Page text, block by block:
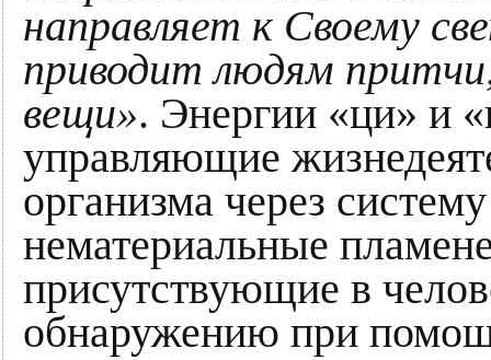
направляет к Своему
приводит людям
вещи». Энергии «ци» и
управляющие
организма через
нематериальные
присутствующие в
обнаружению при